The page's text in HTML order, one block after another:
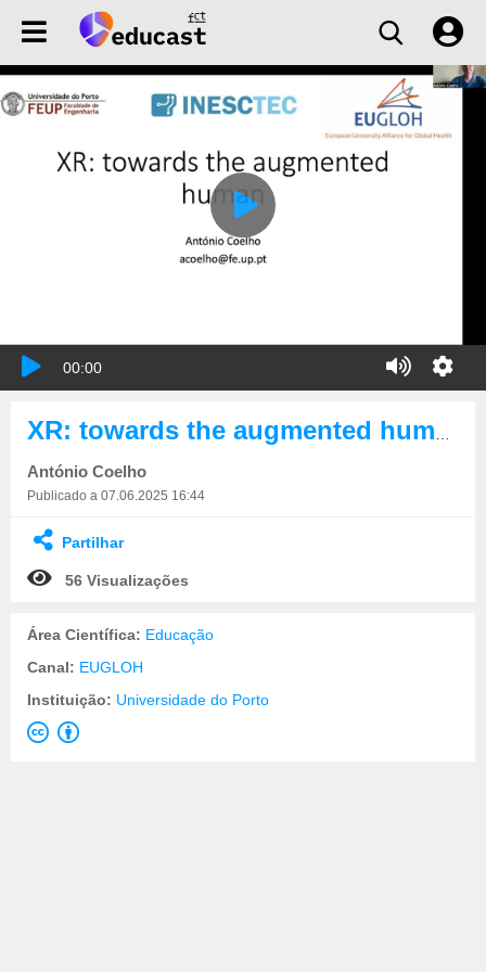
00:00
António Coelho
Publicado a 07.06.2025 16:44
Partilhar
56 Visualizações
Área Científica: Educação
Canal: EUGLOH
Instituição: Universidade do Porto